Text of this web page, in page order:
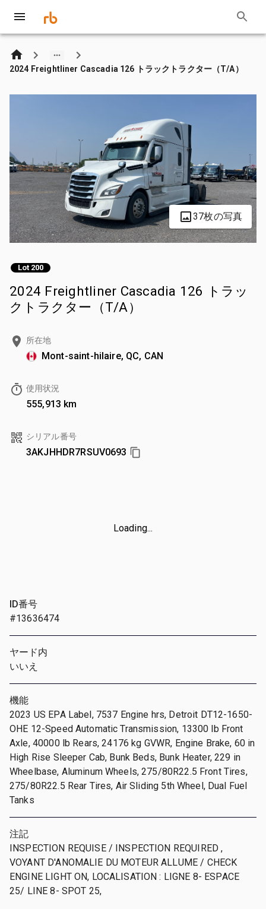
2024 Freightliner Cascadia 126 トラックトラクター（T/A）
37枚の写真
Lot 200
2024 Freightliner Cascadia 126 トラッ
クトラクター（T/A）
所在地
Mont-saint-hilaire, QC, CAN
使用状況
555,913 km
シリアル番号
3AKJHHDR7RSUV0693
Loading...
ID番号
#13636474
ヤード内
いいえ
機能
2023 US EPA Label, 7537 Engine hrs, Detroit DT12-1650-
OHE 12-Speed Automatic Transmission, 13300 lb Front
Axle, 40000 lb Rears, 24176 kg GVWR, Engine Brake, 60 in
High Rise Sleeper Cab, Bunk Beds, Bunk Heater, 229 in
Wheelbase, Aluminum Wheels, 275/80R22.5 Front Tires,
275/80R22.5 Rear Tires, Air Sliding 5th Wheel, Dual Fuel
Tanks
注記
INSPECTION REQUISE / INSPECTION REQUIRED ,
VOYANT D'ANOMALIE DU MOTEUR ALLUME / CHECK
ENGINE LIGHT ON, LOCALISATION : LIGNE 8- ESPACE
25/ LINE 8- SPOT 25,